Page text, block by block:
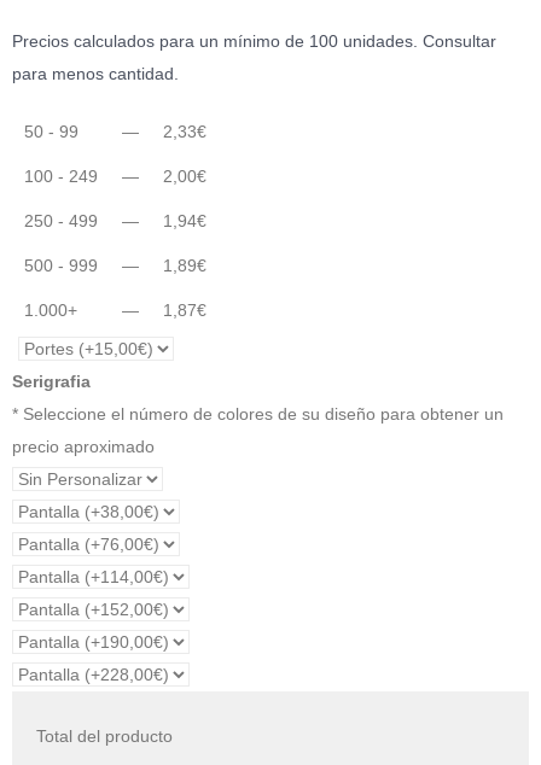
Precios calculados para un mínimo de 100 unidades. Consultar
para menos cantidad.
50 - 99 — 2,33€
100 - 249 — 2,00€
250 - 499 — 1,94€
500 - 999 — 1,89€
1.000+ — 1,87€
Serigrafia
* Seleccione el número de colores de su diseño para obtener un
precio aproximado
Total del producto